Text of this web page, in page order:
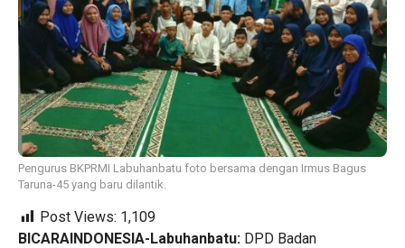
Pengurus BKPRMI Labuhanbatu foto bersama dengan Irmus Bagus
Taruna-45 yang baru dilantik.
Post Views: 1,109
BICARAINDONESIA-Labuhanbatu: DPD Badan